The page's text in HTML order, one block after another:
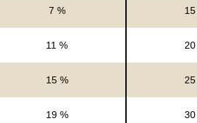
7 %
11 %
15 %
19 % 30